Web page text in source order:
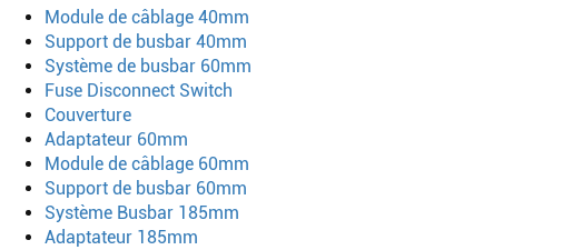
Module de câblage 40mm
Support de busbar 40mm
Système de busbar 60mm
Fuse Disconnect Switch
Couverture
Adaptateur 60mm
Module de câblage 60mm
Support de busbar 60mm
Système Busbar 185mm
Adaptateur 185mm